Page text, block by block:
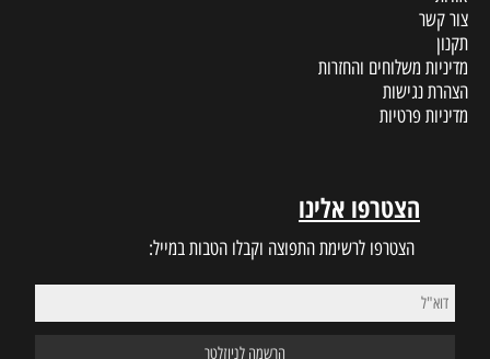
צור קשר
תקנון
מדיניות משלוחים והחזרות
הצהרת נגישות
מדיניות פרטיות
הצטרפו אלינו
הצטרפו לרשימת התפוצה וקבלו הטבות במייל: